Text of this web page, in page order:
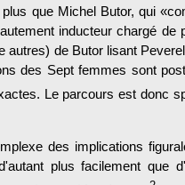
que Michel Butor, qui
inducteur chargé de
autres) de Butor lisant
des Sept femmes sont
Le parcours est donc
des implica­tions
plus facilement que